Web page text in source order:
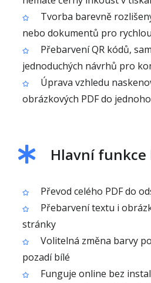
Tvorba barevně
nebo dokumentů pro
Přebarvení QR kódů,
jednoduchých návrhů pro
Úprava vzhledu
obrázkových PDF do
Hlavní funkce
Převod celého PDF do
Přebarvení textu i
stránky
Volitelná změna barvy
pozadí bílé
Funguje online bez